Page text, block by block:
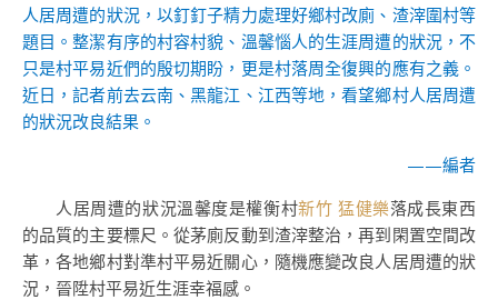
人居周遭的狀況，以釘釘子精力處理好鄉村改廁、渣滓圍村等
題目。整潔有序的村容村貌、溫馨惱人的生涯周遭的狀況，不
只是村平易近們的殷切期盼，更是村落周全復興的應有之義。
近日，記者前去云南、黑龍江、江西等地，看望鄉村人居周遭
的狀況改良結果。
——編者
人居周遭的狀況溫馨度是權衡村新竹 猛健樂落成長東西
的品質的主要標尺。從茅廁反動到渣滓整治，再到閑置空間改
革，各地鄉村對準村平易近關心，隨機應變改良人居周遭的狀
況，晉陞村平易近生涯幸福感。